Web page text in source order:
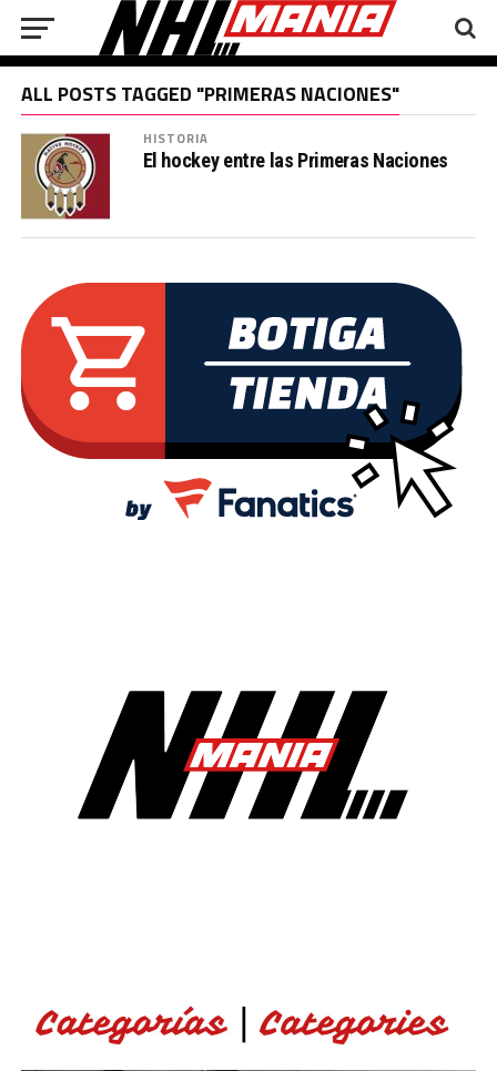
ALL POSTS TAGGED "PRIMERAS NACIONES"
HISTORIA
El hockey entre las Primeras Naciones